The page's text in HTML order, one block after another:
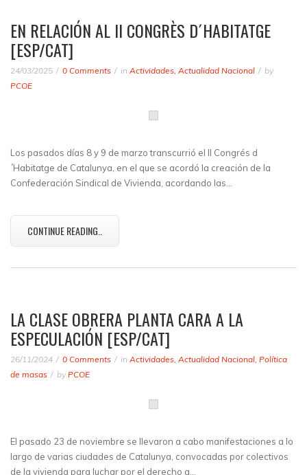
EN RELACIÓN AL II CONGRÈS D´HABITATGE
[ESP/CAT]
24/03/2025 0 Comments in Actividades Actualidad Nacional
by
PCOE
Los pasados días 8 y 9 de marzo transcurrió el II Congrés d
´Habitatge de Catalunya, en el que se acordó la creación de la
Confederación Sindical de Vivienda, acordando las…
CONTINUE READING..
LA CLASE OBRERA PLANTA CARA A LA
ESPECULACIÓN [ESP/CAT]
26/11/2024 0 Comments in Actividades Actualidad Nacional Política
de masas
by PCOE
El pasado 23 de noviembre se llevaron a cabo manifestaciones a lo
largo de varias ciudades de Catalunya, convocadas por colectivos
de la vivienda para luchar por el derecho a…